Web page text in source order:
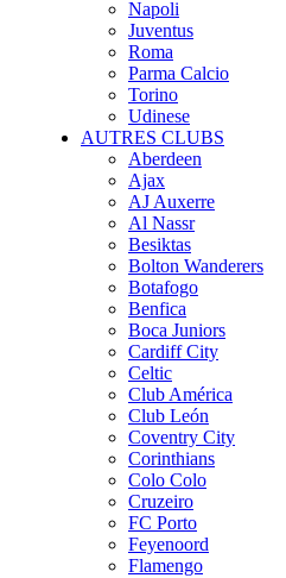
Napoli
Juventus
Roma
Parma Calcio
Torino
Udinese
AUTRES CLUBS
Aberdeen
Ajax
AJ Auxerre
Al Nassr
Besiktas
Bolton Wanderers
Botafogo
Benfica
Boca Juniors
Cardiff City
Celtic
Club América
Club León
Coventry City
Corinthians
Colo Colo
Cruzeiro
FC Porto
Feyenoord
Flamengo